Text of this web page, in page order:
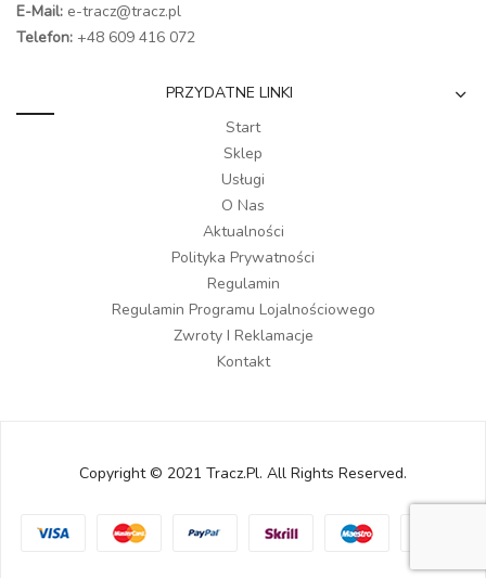
E-Mail: e-tracz@tracz.pl
Telefon: +48 609 416 072
PRZYDATNE LINKI
Start
Sklep
Usługi
O Nas
Aktualności
Polityka Prywatności
Regulamin
Regulamin Programu Lojalnościowego
Zwroty I Reklamacje
Kontakt
Copyright © 2021 Tracz.pl. All Rights Reserved.